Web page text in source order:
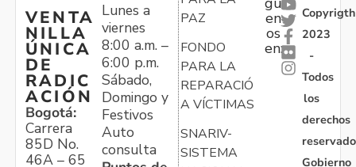
VENTA
NILLA
ÚNICA
DE
RADIC
ACIÓN
Bogotá:
Carrera
85D No.
46A – 65
Lunes a
viernes
8:00 a.m. –
6:00 p.m.
Sábado,
Domingo y
Festivos
Auto
consulta
PAZ
FONDO
PARA LA
REPARACIÓN
A VÍCTIMAS
SNARIV-
SISTEMA
en
os
en:
Copyrigth
2023
-
Todos
los
derechos
Gobierno